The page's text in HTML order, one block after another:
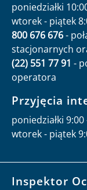
poniedziałki
wtorek - piątek
800 676 676-
stacjonarnych
(22) 551 77 91 -
operatora
Przyjęcia
poniedziałki 9:00
wtorek - piątek
Inspektor